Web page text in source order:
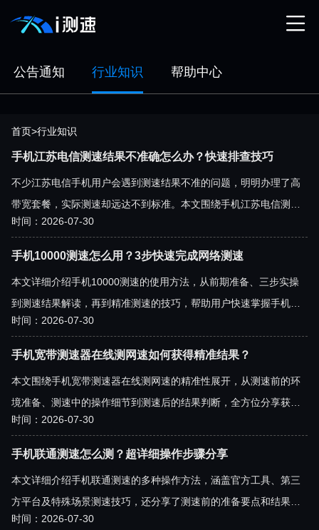
公告通知 行业知识 帮助中心
首页>行业知识
手机江苏电信测速结果不准确怎么办？快速排查技巧
不少江苏电信手机用户会遇到测速结果不准的问题，明明办理了高
带宽套餐，实际测速却远达不到标准。本文围绕手机江苏电信测速
结果不准确的问题，分享多维度排查技巧，从测速工具选择、网络
环境优化到设备设置调整，帮你快速定位并解决问题，获取真实的
时间：2026-07-30
手机10000测速怎么用？3步快速完成网络测速
本文详细介绍手机10000测速的使用方法，从前期准备、三步实操
到测速结果解读，再到精准测速的技巧，帮助用户快速掌握手机
10000测速的操作流程，准确了解自身网络的上传下载速率，解决
网络卡顿、速率不符等问题，让测速结果更具参考性。
时间：2026-07-30
手机宽带测速器在线测网速如何获得精准结果？
本文围绕手机宽带测速器在线测网速的精准性展开，从测速前的环
境准备、测速中的操作细节到测速后的结果判断，全方位分享获得
精准测速结果的实用技巧，帮助用户准确了解自身网络状态，解决
测速结果偏差的问题。
时间：2026-07-30
手机联通测速怎么测？超详细操作步骤分享
本文详细介绍手机联通测速的多种操作方法，涵盖官方工具、第三
方平台及特殊场景测速技巧，还分享了测速前的准备要点和结果解
读方法，帮助联通用户精准掌握自身网络状态，解决网络卡顿、网
时间：2026-07-30